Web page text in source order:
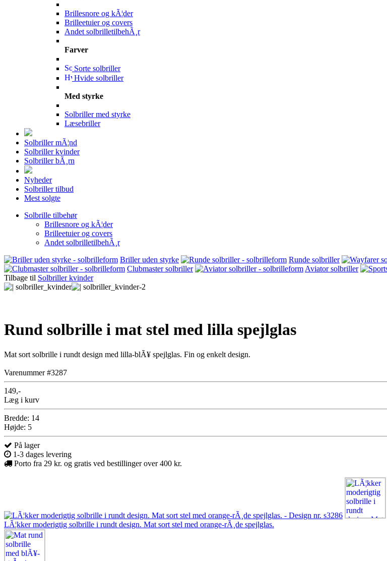
Brillesnore og kÃ¦der
Brilleetuier og covers
Andet solbrilletilbehÃ¸r
Farver
Sorte solbriller
Hvide solbriller
Med styrke
Solbriller med styrke
Læsebriller
Solbriller mÃ¦nd
Solbriller kvinder
Solbriller bÃ¸rn
Nyheder
Solbriller tilbud
Mest solgte
Solbrille tilbehør
Brillesnore og kÃ¦der
Brilleetuier og covers
Andet solbrilletilbehÃ¸r
Briller uden styrke
Runde solbriller
Clubmaster solbriller
Aviator solbriller
Tilbage til Solbriller kvinder
Rund solbrille i mat stel med lilla spejlglas
Mat sort solbrille i rundt design med lilla-blÃ¥ spejlglas. Fin og enkelt design.
Varenummer #3287
149,-
Læg i kurv
Bredde: 14
Højde: 5
På lager
1-3 dages levering
Porto fra 29 kr. og gratis ved bestillinger over 400 kr.
LÃ¦kker moderigtig solbrille i rundt design. Mat sort stel med orange-rÃ¸de spejlglas.